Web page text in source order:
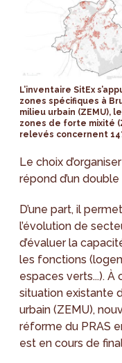
L’inventaire SitEx
zones spécifiques à
milieu urbain (ZEMU),
zones de forte mixité
relevés concernent
Le choix
répond d’un
D’une part, il
l’évolution de
d’évaluer la
les fonctions
espaces verts...). À
situation existante
urbain (ZEMU),
réforme du PRAS
est en cours de